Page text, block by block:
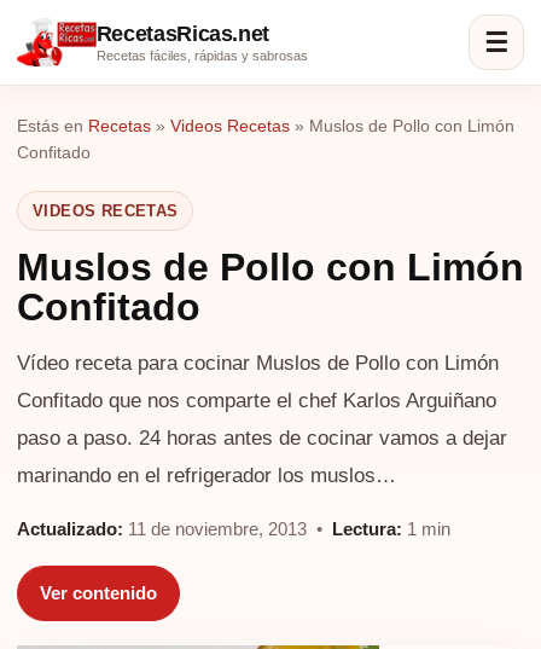
RecetasRicas.net
Recetas fáciles, rápidas y sabrosas ☰
Estás en Recetas » Videos Recetas » Muslos de Pollo con Limón
Confitado
VIDEOS RECETAS
Muslos de Pollo con Limón
Confitado
Vídeo receta para cocinar Muslos de Pollo con Limón
Confitado que nos comparte el chef Karlos Arguiñano
paso a paso. 24 horas antes de cocinar vamos a dejar
marinando en el refrigerador los muslos…
Actualizado: 11 de noviembre, 2013 • Lectura: 1 min
Ver contenido